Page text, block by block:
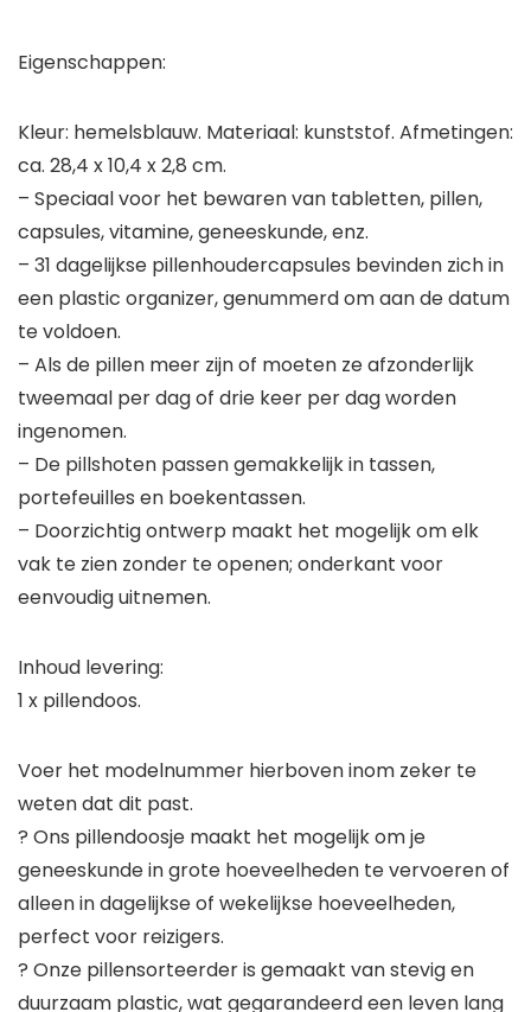
Eigenschappen:
Kleur: hemelsblauw. Materiaal: kunststof. Afmetingen:
ca. 28,4 x 10,4 x 2,8 cm.
– Speciaal voor het bewaren van tabletten, pillen,
capsules, vitamine, geneeskunde, enz.
– 31 dagelijkse pillenhoudercapsules bevinden zich in
een plastic organizer, genummerd om aan de datum
te voldoen.
– Als de pillen meer zijn of moeten ze afzonderlijk
tweemaal per dag of drie keer per dag worden
ingenomen.
– De pillshoten passen gemakkelijk in tassen,
portefeuilles en boekentassen.
– Doorzichtig ontwerp maakt het mogelijk om elk
vak te zien zonder te openen; onderkant voor
eenvoudig uitnemen.
Inhoud levering:
1 x pillendoos.
Voer het modelnummer hierboven inom zeker te
weten dat dit past.
? Ons pillendoosje maakt het mogelijk om je
geneeskunde in grote hoeveelheden te vervoeren of
alleen in dagelijkse of wekelijkse hoeveelheden,
perfect voor reizigers.
? Onze pillensorteerder is gemaakt van stevig en
duurzaam plastic, wat gegarandeerd een leven lang